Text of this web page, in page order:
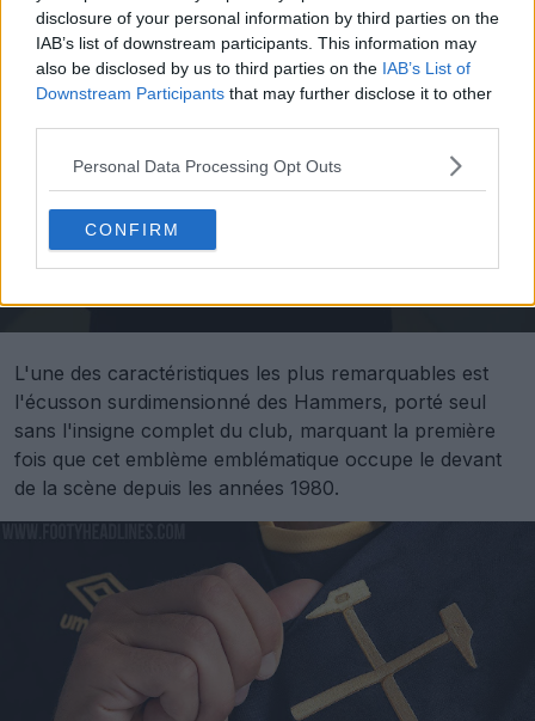
disclosure of your personal information by third parties on the
IAB’s list of downstream participants. This information may
also be disclosed by us to third parties on the IAB’s List of
Downstream Participants that may further disclose it to other
Personal Data Processing Opt Outs
CONFIRM
L'une des caractéristiques les plus remarquables est
l'écusson surdimensionné des Hammers, porté seul
sans l'insigne complet du club, marquant la première
fois que cet emblème emblématique occupe le devant
de la scène depuis les années 1980.